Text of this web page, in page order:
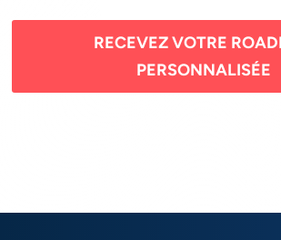
RECEVEZ VOTRE
PERSONNALISÉE